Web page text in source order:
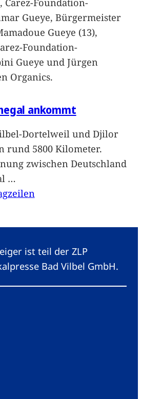
Gueye, Bürgermeister
Gueye (13),
Foundation-
Gueye und Jürgen
Organics.
ankommt
Dortelweil und Djilor
rund 5800 Kilometer.
zwischen Deutschland
…
ist teil der ZLP
Bad Vilbel GmbH.